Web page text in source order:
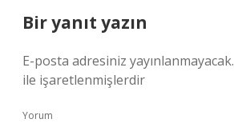
Bir yanıt yazın
E-posta adresiniz yayınlanmayacak.
ile işaretlenmişlerdir
Yorum